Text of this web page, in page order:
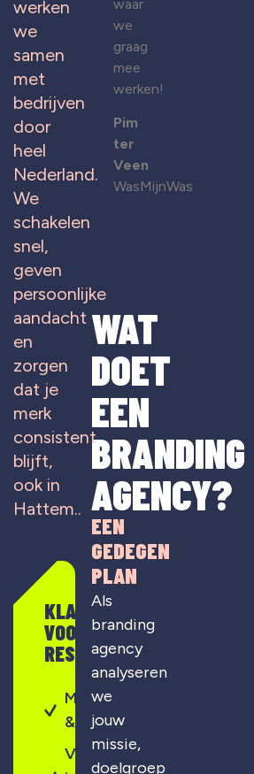
werken
we
samen
met
bedrijven
door
heel
Nederland.
We
schakelen
snel,
geven
persoonlijke
aandacht
en
zorgen
dat je
merk
consistent
blijft,
ook in
Hattem..
KLAAR
VOOR
RESULTAAT?
Merkontwikkeling
& strategie
Visuele
waar
we
graag
mee
werken!
Pim
ter
Veen
WasMijnWas
WAT
DOET
EEN
BRANDING
AGENCY?
EEN
GEDEGEN
PLAN
Als
branding
agency
analyseren
we
jouw
missie,
doelgroep